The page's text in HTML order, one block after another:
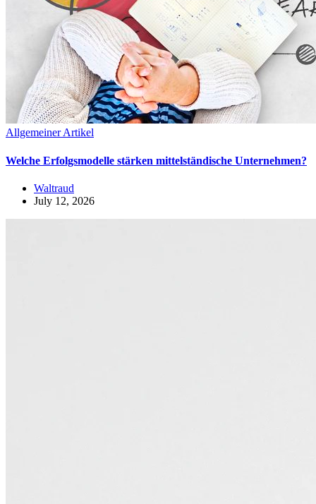
Allgemeiner Artikel
Welche Erfolgsmodelle stärken mittelständische Unternehmen?
Waltraud
July 12, 2026